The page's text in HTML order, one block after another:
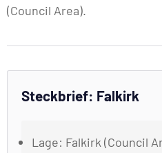
(Council Area).
Steckbrief: Falkirk
Lage: Falkirk (Council